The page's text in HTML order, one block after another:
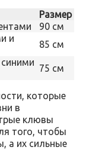
Размер
90 см
и
85 см
75 см
которые
в
клювы
того, чтобы
а их сильные